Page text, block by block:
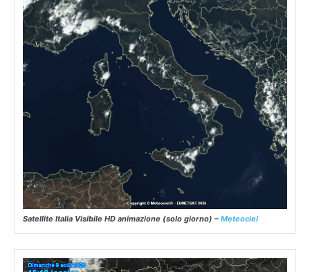
Satellite Italia Visibile HD animazione (solo giorno) – Meteociel